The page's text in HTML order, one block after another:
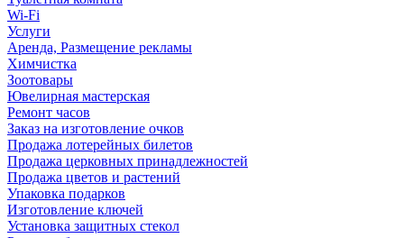
Wi-Fi
Услуги
Аренда, Размещение рекламы
Химчистка
Зоотовары
Ювелирная мастерская
Ремонт часов
Заказ на изготовление очков
Продажа лотерейных билетов
Продажа церковных принадлежностей
Продажа цветов и растений
Упаковка подарков
Изготовление ключей
Установка защитных стекол